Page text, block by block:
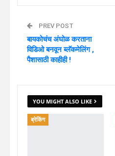
PREV POST
बायकोचंच अंघोळ करताना
विडिओ बनवून ब्लॅकमेलिंग ,
पैशासाठी काहीही !
YOU MIGHT ALSO LIKE
ब्रेकिंग